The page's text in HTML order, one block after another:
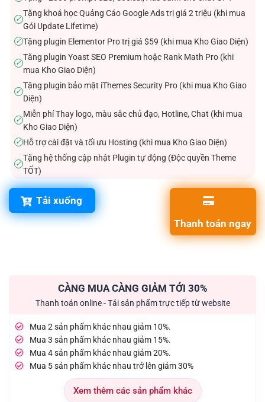
✓
Tặng khoá học Quảng Cáo Google Ads trị giá 2 triệu (khi mua
Gói Update Lifetime)
✓Tặng plugin Elementor Pro trị giá $59 (khi mua Kho Giao Diện)
✓
Tăng plugin Yoast SEO Premium hoặc Rank Math Pro (khi
mua Kho Giao Diện)
✓
Tặng plugin bảo mật iThemes Security Pro (khi mua Kho Giao
Diện)
✓
Miễn phí Thay logo, màu sắc chủ đạo, Hotline, Chat (khi mua
Kho Giao Diện)
✓Hỗ trợ cài đặt và tối ưu Hosting (khi mua Kho Giao Diện)
✓
Tặng hệ thống cập nhật Plugin tự động (Độc quyền Theme
TỐT)
Tải xuống
Thanh toán ngay
CÀNG MUA CÀNG GIẢM TỚI 30%
Thanh toán online - Tải sản phẩm trực tiếp từ website
Mua 2 sản phẩm khác nhau giảm 10%.
Mua 3 sản phẩm khác nhau giảm 15%.
Mua 4 sản phẩm khác nhau giảm 20%.
Mua 5 sản phẩm khác nhau trở lên giảm 30%
Xem thêm các sản phẩm khác